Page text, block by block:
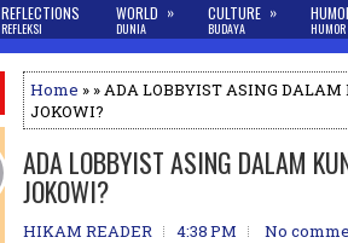
REFLECTIONS
REFLEKSI
WORLD
DUNIA
» CULTURE
BUDAYA
»
HUMOR
Home » » ADA LOBBYIST ASING
JOKOWI?
ADA LOBBYIST ASING DALAM
JOKOWI?
HIKAM READER 4:38 PM
No